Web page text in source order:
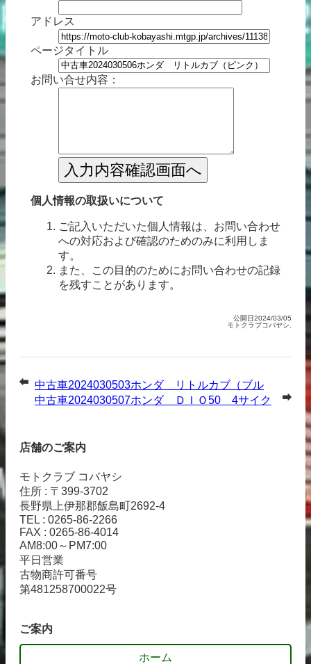
アドレス
ページタイトル
お問い合せ内容：
個人情報の取扱いについて
ご記入いただいた個人情報は、お問い合わせ
への対応および確認のためのみに利用しま
す。
また、この目的のためにお問い合わせの記録
を残すことがあります。
公開日2024/03/05
モトクラブコバヤシ.
中古車2024030503ホンダ リトルカブ（ブル
ー）オリジナルカラー
中古車2024030507ホンダ ＤＩＯ50 4サイク
店舗のご案内
モトクラブ コバヤシ
住所 : 〒399-3702
長野県上伊那郡飯島町2692-4
TEL : 0265-86-2266
FAX : 0265-86-4014
AM8:00～PM7:00
平日営業
古物商許可番号
第481258700022号
ご案内
ホーム